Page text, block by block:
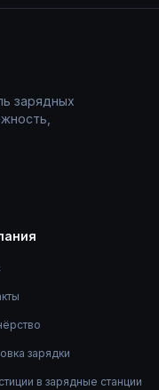
зарядных
зарядки
в зарядные станции